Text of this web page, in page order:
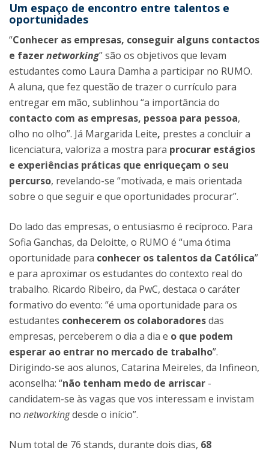
Um espaço de encontro entre talentos e
oportunidades
“Conhecer as empresas, conseguir alguns contactos
e fazernetworking” são os objetivos que levam
estudantes como Laura Damha a participar no RUMO.
A aluna, que fez questão de trazer o currículo para
entregar em mão, sublinhou “a importância do
contacto com as empresas, pessoa para pessoa,
olho no olho”. Já Margarida Leite, prestes a concluir a
licenciatura, valoriza a mostra para procurar estágios
e experiências práticas que enriqueçam o seu
percurso, revelando-se “motivada, e mais orientada
sobre o que seguir e que oportunidades procurar”.
Do lado das empresas, o entusiasmo é recíproco. Para
Sofia Ganchas, da Deloitte, o RUMO é “uma ótima
oportunidade para conhecer os talentos da Católica”
e para aproximar os estudantes do contexto real do
trabalho. Ricardo Ribeiro, da PwC, destaca o caráter
formativo do evento: “é uma oportunidade para os
estudantes conhecerem os colaboradoresdas
empresas, perceberem o dia a dia e o que podem
esperar ao entrar no mercado de trabalho”.
Dirigindo-se aos alunos, Catarina Meireles, da Infineon,
aconselha: “não tenham medo de arriscar -
candidatem-se às vagas que vos interessam e invistam
no networkingdesde o início”.
Num total de 76 stands, durante dois dias, 68